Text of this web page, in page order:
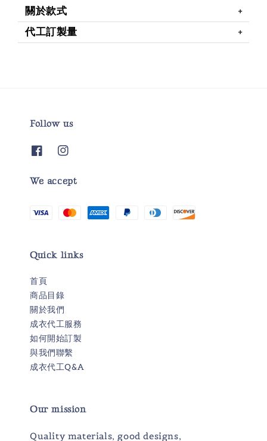
關於款式
代工訂製量
Follow us
We accept
Quick links
首頁
商品目錄
關於我們
成衣代工服務
如何開始訂製
與我們聯繫
成衣代工Q&A
Our mission
Quality materials, good designs,